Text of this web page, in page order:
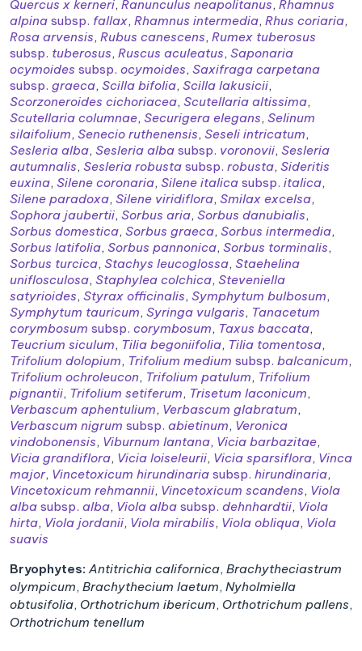
Quercus x kerneri, Ranunculus neapolitanus, Rhamnus
alpina subsp. fallax, Rhamnus intermedia, Rhus coriaria,
Rosa arvensis, Rubus canescens, Rumex tuberosus
subsp. tuberosus, Ruscus aculeatus, Saponaria
ocymoides subsp. ocymoides, Saxifraga carpetana
subsp. graeca, Scilla bifolia, Scilla lakusicii,
Scorzoneroides cichoriacea, Scutellaria altissima,
Scutellaria columnae, Securigera elegans, Selinum
silaifolium, Senecio ruthenensis, Seseli intricatum,
Sesleria alba, Sesleria alba subsp. voronovii, Sesleria
autumnalis, Sesleria robusta subsp. robusta, Sideritis
euxina, Silene coronaria, Silene italica subsp. italica,
Silene paradoxa, Silene viridiflora, Smilax excelsa,
Sophora jaubertii, Sorbus aria, Sorbus danubialis,
Sorbus domestica, Sorbus graeca, Sorbus intermedia,
Sorbus latifolia, Sorbus pannonica, Sorbus torminalis,
Sorbus turcica, Stachys leucoglossa, Staehelina
uniflosculosa, Staphylea colchica, Steveniella
satyrioides, Styrax officinalis, Symphytum bulbosum,
Symphytum tauricum, Syringa vulgaris, Tanacetum
corymbosum subsp. corymbosum, Taxus baccata,
Teucrium siculum, Tilia begoniifolia, Tilia tomentosa,
Trifolium dolopium, Trifolium medium subsp. balcanicum,
Trifolium ochroleucon, Trifolium patulum, Trifolium
pignantii, Trifolium setiferum, Trisetum laconicum,
Verbascum aphentulium, Verbascum glabratum,
Verbascum nigrum subsp. abietinum, Veronica
vindobonensis, Viburnum lantana, Vicia barbazitae,
Vicia grandiflora, Vicia loiseleurii, Vicia sparsiflora, Vinca
major, Vincetoxicum hirundinaria subsp. hirundinaria,
Vincetoxicum rehmannii, Vincetoxicum scandens, Viola
alba subsp. alba, Viola alba subsp. dehnhardtii, Viola
hirta, Viola jordanii, Viola mirabilis, Viola obliqua, Viola
suavis
Bryophytes:Antitrichia californica, Brachytheciastrum
olympicum, Brachythecium laetum, Nyholmiella
obtusifolia, Orthotrichum ibericum, Orthotrichum pallens,
Orthotrichum tenellum